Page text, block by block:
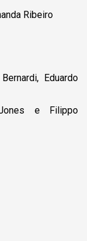
Ribeiro
Eduardo
e Filippo